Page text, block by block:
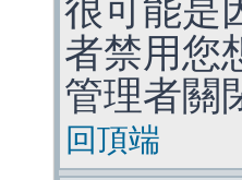
很可能是
者禁用您
管理者關
回頂端